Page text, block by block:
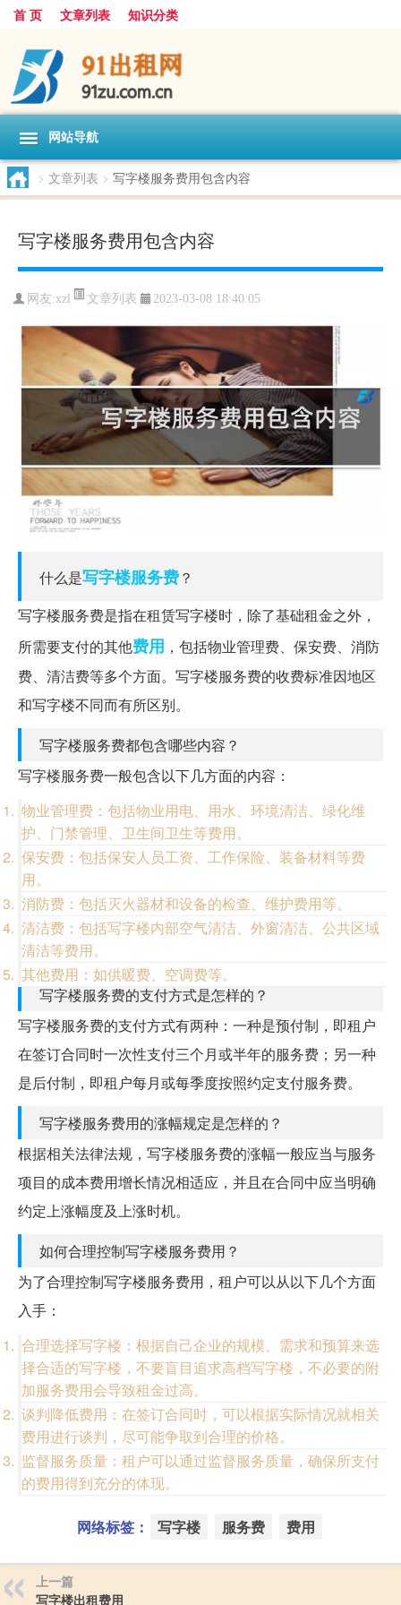
首 页 文章列表 知识分类
网站导航
> 文章列表 > 写字楼服务费用包含内容
写字楼服务费用包含内容
网友:xzl 文章列表 2023-03-08 18:40:05
什么是写字楼服务费？
写字楼服务费是指在租赁写字楼时，除了基础租金之外，
所需要支付的其他费用 ，包括物业管理费、保安费、消防
费、清洁费等多个方面。写字楼服务费的收费标准因地区
和写字楼不同而有所区别。
写字楼服务费都包含哪些内容？
写字楼服务费一般包含以下几方面的内容：
物业管理费：包括物业用电、用水、环境清洁、绿化维
护、门禁管理、卫生间卫生等费用。
保安费：包括保安人员工资、工作保险、装备材料等费
用。
消防费：包括灭火器材和设备的检查、维护费用等。
清洁费：包括写字楼内部空气清洁、外窗清洁、公共区域
清洁等费用。
其他费用：如供暖费、空调费等。
写字楼服务费的支付方式是怎样的？
写字楼服务费的支付方式有两种：一种是预付制，即租户
在签订合同时一次性支付三个月或半年的服务费；另一种
是后付制，即租户每月或每季度按照约定支付服务费。
写字楼服务费用的涨幅规定是怎样的？
根据相关法律法规，写字楼服务费的涨幅一般应当与服务
项目的成本费用增长情况相适应，并且在合同中应当明确
约定上涨幅度及上涨时机。
如何合理控制写字楼服务费用？
为了合理控制写字楼服务费用，租户可以从以下几个方面
入手：
合理选择写字楼：根据自己企业的规模、需求和预算来选
择合适的写字楼，不要盲目追求高档写字楼，不必要的附
加服务费用会导致租金过高。
谈判降低费用：在签订合同时，可以根据实际情况就相关
费用进行谈判，尽可能争取到合理的价格。
监督服务质量：租户可以通过监督服务质量，确保所支付
的费用得到充分的体现。
网络标签： 写字楼 服务费 费用
上一篇
写字楼出租费用